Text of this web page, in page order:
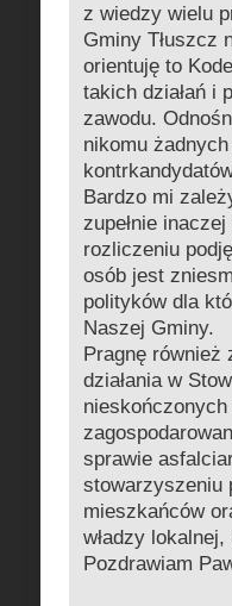
z wiedzy wielu
Gminy Tłuszcz
orientuję to
takich działań i
zawodu.
nikomu
Bardzo mi
zupełnie
rozliczeniu
osób jest
polityków dla
Naszej Gminy.
Pragnę również
działania w
sprawie
stowarzyszeniu
mieszkańców
władzy
Pozdrawiam